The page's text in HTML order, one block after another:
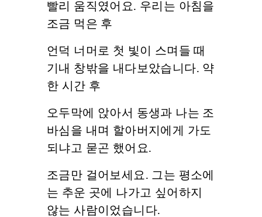
빨리 움직였어요. 우리는 아침을
조금 먹은 후
언덕 너머로 첫 빛이 스며들 때
기내 창밖을 내다보았습니다. 약
한 시간 후
오두막에 앉아서 동생과 나는 조
바심을 내며 할아버지에게 가도
되냐고 묻곤 했어요.
조금만 걸어보세요. 그는 평소에
는 추운 곳에 나가고 싶어하지
않는 사람이었습니다.